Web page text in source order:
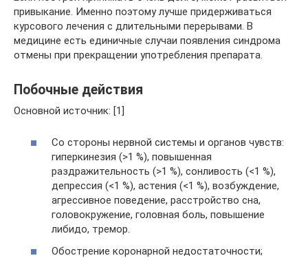
привыкание. Именно поэтому лучше придерживаться
курсового лечения с длительными перерывами. В
медицине есть единичные случаи появления синдрома
отмены при прекращении употребления препарата.
Побочные действия
Основной источник: [1]
Со стороны нервной системы и органов чувств:
гиперкинезия (>1 %), повышенная
раздражительность (>1 %), сонливость (<1 %),
депрессия (<1 %), астения (<1 %), возбуждение,
агрессивное поведение, расстройство сна,
головокружение, головная боль, повышение
либидо, тремор.
Обострение коронарной недостаточности;